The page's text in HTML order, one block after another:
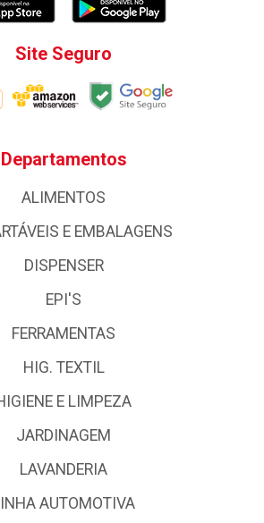
Site Seguro
Departamentos
ALIMENTOS
E EMBALAGENS
DISPENSER
EPI'S
FERRAMENTAS
HIG. TEXTIL
E LIMPEZA
JARDINAGEM
LAVANDERIA
AUTOMOTIVA